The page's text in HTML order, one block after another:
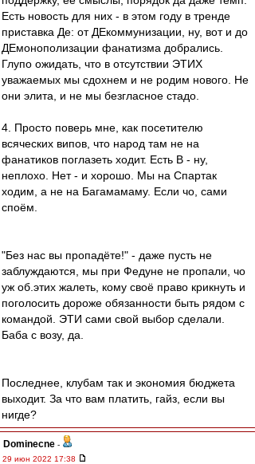
Есть новость для них - в этом году в тренде
приставка Де: от ДЕкоммунизации, ну, вот и до
ДЕмонополизации фанатизма добрались.
Глупо ожидать, что в отсутствии ЭТИХ
уважаемых мы сдохнем и не родим нового. Не
они элита, и не мы безгласное стадо.
4. Просто поверь мне, как посетителю
всяческих випов, что народ там не на
фанатиков поглазеть ходит. Есть В - ну,
неплохо. Нет - и хорошо. Мы на Спартак
ходим, а не на Багамамаму. Если чо, сами
споём.
"Без нас вы пропадёте!" - даже пусть не
заблуждаются, мы при Федуне не пропали, чо
уж об.этих жалеть, кому своё право крикнуть и
поголосить дороже обязанности быть рядом с
командой. ЭТИ сами свой выбор сделали.
Баба с возу, да.
Последнее, клубам так и экономия бюджета
выходит. За что вам платить, гайз, если вы
нигде?
Dominecne -
29 июн 2022 17:38